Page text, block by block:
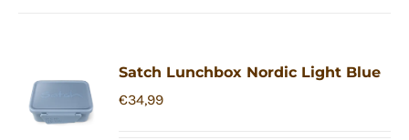
Satch Lunchbox Nordic Light Blue
€34,99